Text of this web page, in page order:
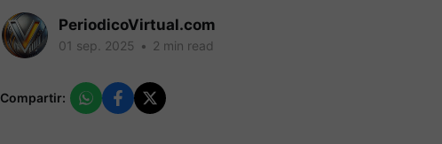
PeriodicoVirtual.com
01 sep. 2025 • 2 min read
Compartir: